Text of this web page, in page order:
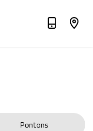
Pontons